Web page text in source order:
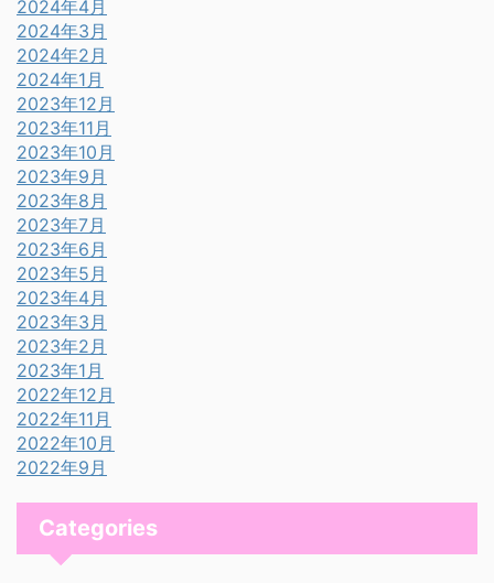
2024年4月
2024年3月
2024年2月
2024年1月
2023年12月
2023年11月
2023年10月
2023年9月
2023年8月
2023年7月
2023年6月
2023年5月
2023年4月
2023年3月
2023年2月
2023年1月
2022年12月
2022年11月
2022年10月
2022年9月
Categories